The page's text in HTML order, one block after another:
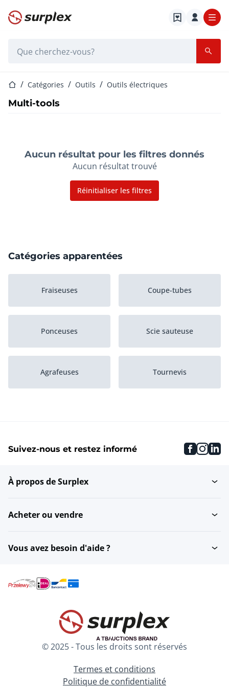
Page d'accueil
Page d'accueil
Catégories Outils Outils électriques
Multi-tools
Aucun résultat pour les filtres donnés
Aucun résultat trouvé
Réinitialiser les filtres
Catégories apparentées
Fraiseuses Coupe-tubes
Ponceuses Scie sauteuse
Agrafeuses Tournevis
Tackers Autres outils sans fil
Scies à guichet
Batteries et chargeurs Kits de pulvérisation
Suivez-nous et restez informé
À propos de Surplex
Acheter ou vendre
Vous avez besoin d'aide ?
© 2025 - Tous les droits sont réservés
Termes et conditions
Politique de confidentialité